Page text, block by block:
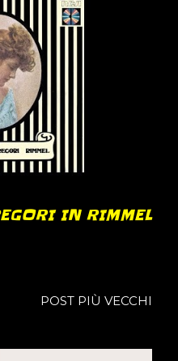
IN RIMMEL
POST PIÙ VECCHI